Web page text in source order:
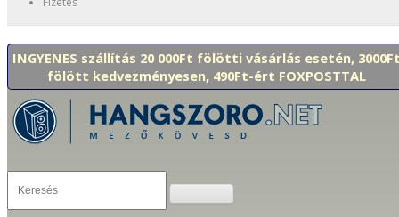
INGYENES szállítás 20 000Ft fölötti vásárlás esetén,
fölött kedvezményesen, 490Ft-ért FOXPOSTTAL